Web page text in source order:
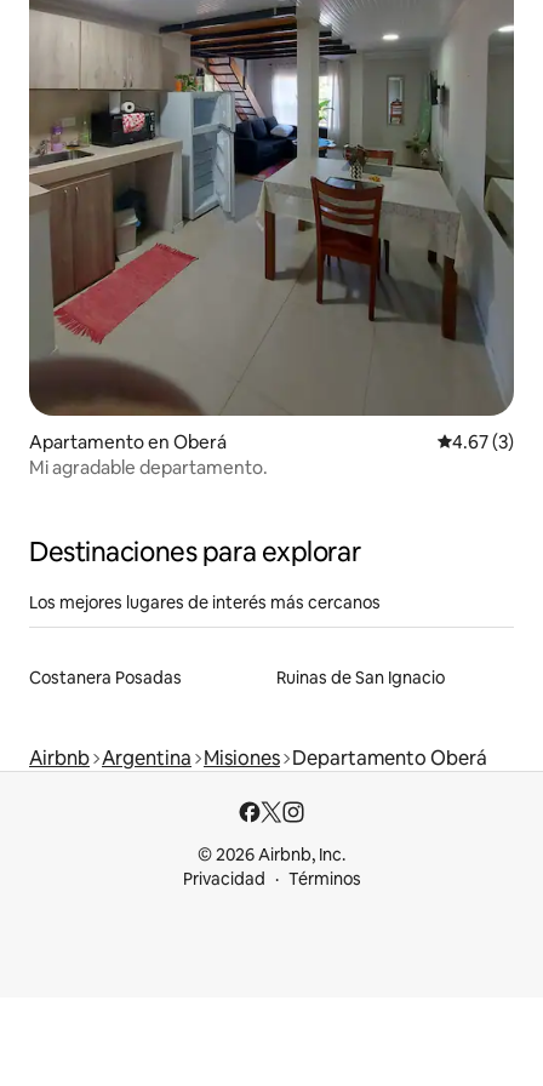
Apartamento en Oberá Calificación
4.67 (3)
Mi agradable departamento.
Destinaciones para explorar
Los mejores lugares de interés más cercanos
Costanera Posadas Ruinas de San Ignacio
Airbnb Argentina Misiones Departamento Oberá
© 2026 Airbnb, Inc.
Privacidad
Términos